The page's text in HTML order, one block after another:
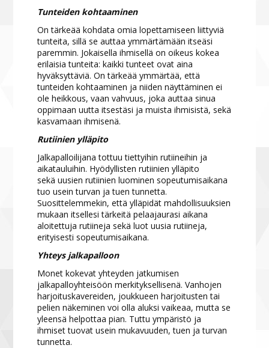
Tunteiden kohtaaminen
On tärkeää kohdata omia lopettamiseen liittyviä
tunteita, sillä se auttaa ymmärtämään itseäsi
paremmin. Jokaisella ihmisellä on oikeus kokea
erilaisia tunteita: kaikki tunteet ovat aina
hyväksyttäviä. On tärkeää ymmärtää, että
tunteiden kohtaaminen ja niiden näyttäminen ei
ole heikkous, vaan vahvuus, joka auttaa sinua
oppimaan uutta itsestäsi ja muista ihmisistä, sekä
kasvamaan ihmisenä.
Rutiinien ylläpito
Jalkapalloilijana tottuu tiettyihin rutiineihin ja
aikatauluihin. Hyödyllisten rutiinien ylläpito
sekä uusien rutiinien luominen sopeutumisaikana
tuo usein turvan ja tuen tunnetta.
Suosittelemmekin, että ylläpidät mahdollisuuksien
mukaan itsellesi tärkeitä pelaajaurasi aikana
aloitettuja rutiineja sekä luot uusia rutiineja,
erityisesti sopeutumisaikana.
Yhteys jalkapalloon
Monet kokevat yhteyden jatkumisen
jalkapalloyhteisöön merkityksellisenä. Vanhojen
harjoituskavereiden, joukkueen harjoitusten tai
pelien näkeminen voi olla aluksi vaikeaa, mutta se
yleensä helpottaa pian. Tuttu ympäristö ja
ihmiset tuovat usein mukavuuden, tuen ja turvan
tunnetta.